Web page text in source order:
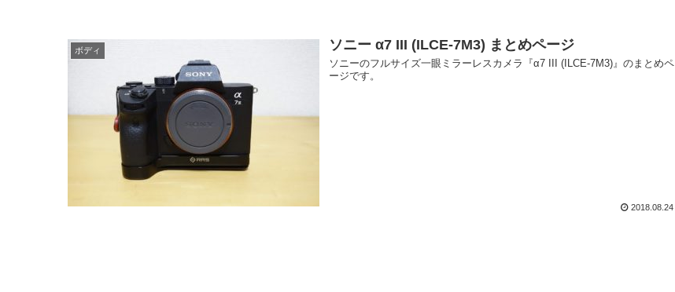
ボディ ソニー α7 III (ILCE-7M3) まとめページ
ソニーのフルサイズ一眼ミラーレスカメラ『α7 III (ILCE-7M3)』のまとめペ
ージです。
2018.08.24